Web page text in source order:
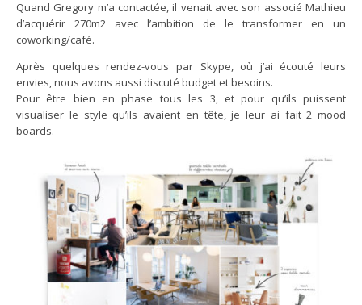
Quand Gregory m’a contactée, il venait avec son associé Mathieu
d’acquérir 270m2 avec l’ambition de le transformer en un
coworking/café.
Après quelques rendez-vous par Skype, où j’ai écouté leurs
envies, nous avons aussi discuté budget et besoins.
Pour être bien en phase tous les 3, et pour qu’ils puissent
visualiser le style qu’ils avaient en tête, je leur ai fait 2 mood
boards.